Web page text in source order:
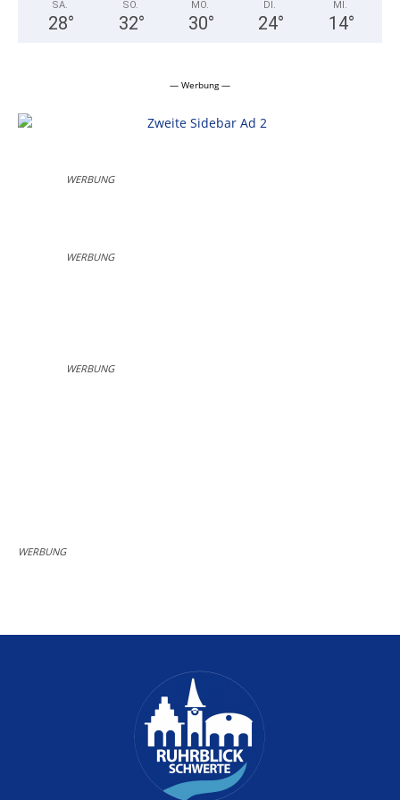
SA.
28°
SO.
32°
MO.
30°
DI.
24°
MI.
14°
— Werbung —
WERBUNG
WERBUNG
WERBUNG
WERBUNG